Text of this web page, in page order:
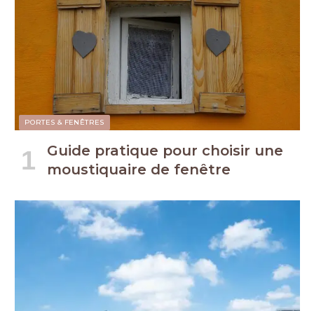
PORTES & FENÊTRES
Guide pratique pour choisir une
moustiquaire de fenêtre